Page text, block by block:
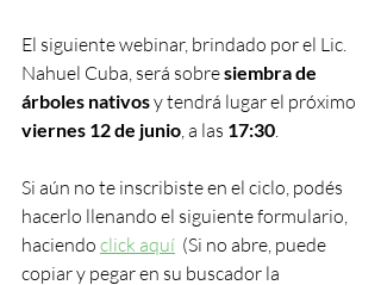
El siguiente webinar, brindado por el Lic.
Nahuel Cuba, será sobre siembra de
árboles nativos y tendrá lugar el próximo
viernes 12 de junio, a las 17:30.
Si aún no te inscribiste en el ciclo, podés
hacerlo llenando el siguiente formulario,
haciendo click aquí
  (Si no abre, puede
copiar y pegar en su buscador la